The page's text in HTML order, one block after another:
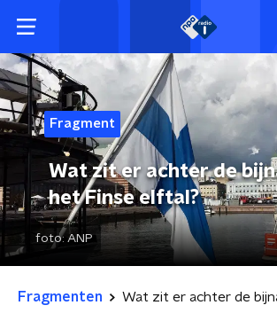
Fragment
Wat zit er achter de
het Finse elftal?
foto: ANP
Fragmenten